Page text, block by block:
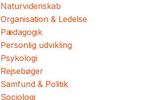
Naturvidenskab
Organisation & Ledelse
Pædagogik
Personlig udvikling
Psykologi
Rejsebøger
Samfund & Politik
Sociologi